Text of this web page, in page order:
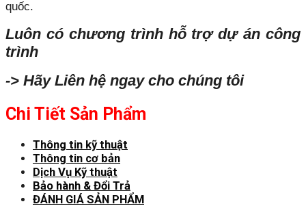
quốc.
Luôn có chương trình hỗ trợ dự án công
trình
-> Hãy Liên hệ ngay cho chúng tôi
Chi Tiết Sản Phẩm
Thông tin kỹ thuật
Thông tin cơ bản
Dịch Vụ Kỹ thuật
Bảo hành & Đổi Trả
ĐÁNH GIÁ SẢN PHẨM